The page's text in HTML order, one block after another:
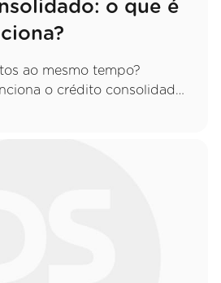
o que é
ao mesmo tempo?
o crédito consolidado,